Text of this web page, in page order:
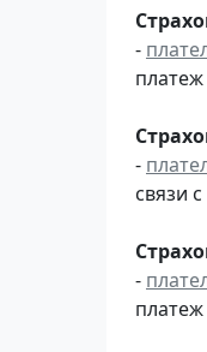
-
платеж
-
связи
-
платеж